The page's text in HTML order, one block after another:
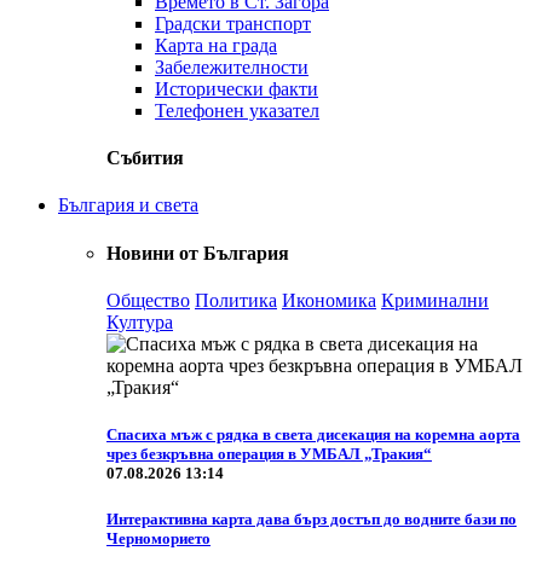
Градски транспорт
Карта на града
Забележителности
Исторически факти
Телефонен указател
Събития
България и света
Новини от България
Общество Политика Икономика Криминални
Култура
Спасиха мъж с рядка в света дисекация на коремна аорта
чрез безкръвна операция в УМБАЛ „Тракия“
07.08.2026 13:14
Интерактивна карта дава бърз достъп до водните бази по
Черноморието